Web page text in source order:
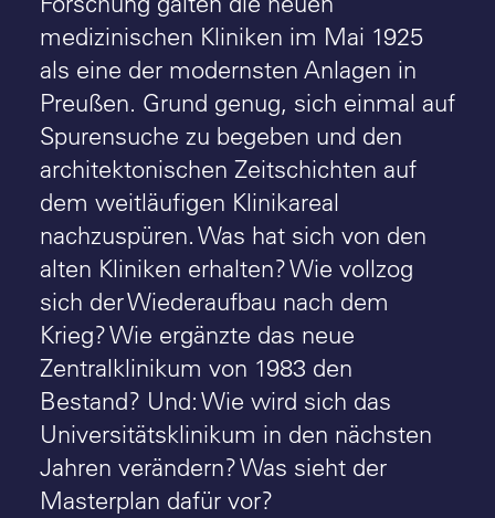
medizinischen Kliniken im Mai 1925
als eine der modernsten Anlagen in
Preußen. Grund genug, sich einmal auf
Spurensuche zu begeben und den
architektonischen Zeitschichten auf
dem weitläufigen Klinikareal
nachzuspüren. Was hat sich von den
alten Kliniken erhalten? Wie vollzog
sich der Wiederaufbau nach dem
Krieg? Wie ergänzte das neue
Zentralklinikum von 1983 den
Bestand? Und: Wie wird sich das
Universitätsklinikum in den nächsten
Jahren verändern? Was sieht der
Masterplan dafür vor?